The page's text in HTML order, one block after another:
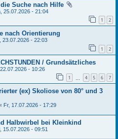
Suche nach Hilfe
25.07.2026 - 21:04
1 2
nach Orientierung
23.07.2026 - 22:03
1 2
/ Grundsätzliches
- 10:26
1 4 5 6 7
(ex) Skoliose von 80° und 3
Fr, 17.07.2026 - 17:29
Halbwirbel bei Kleinkind
15.07.2026 - 09:51